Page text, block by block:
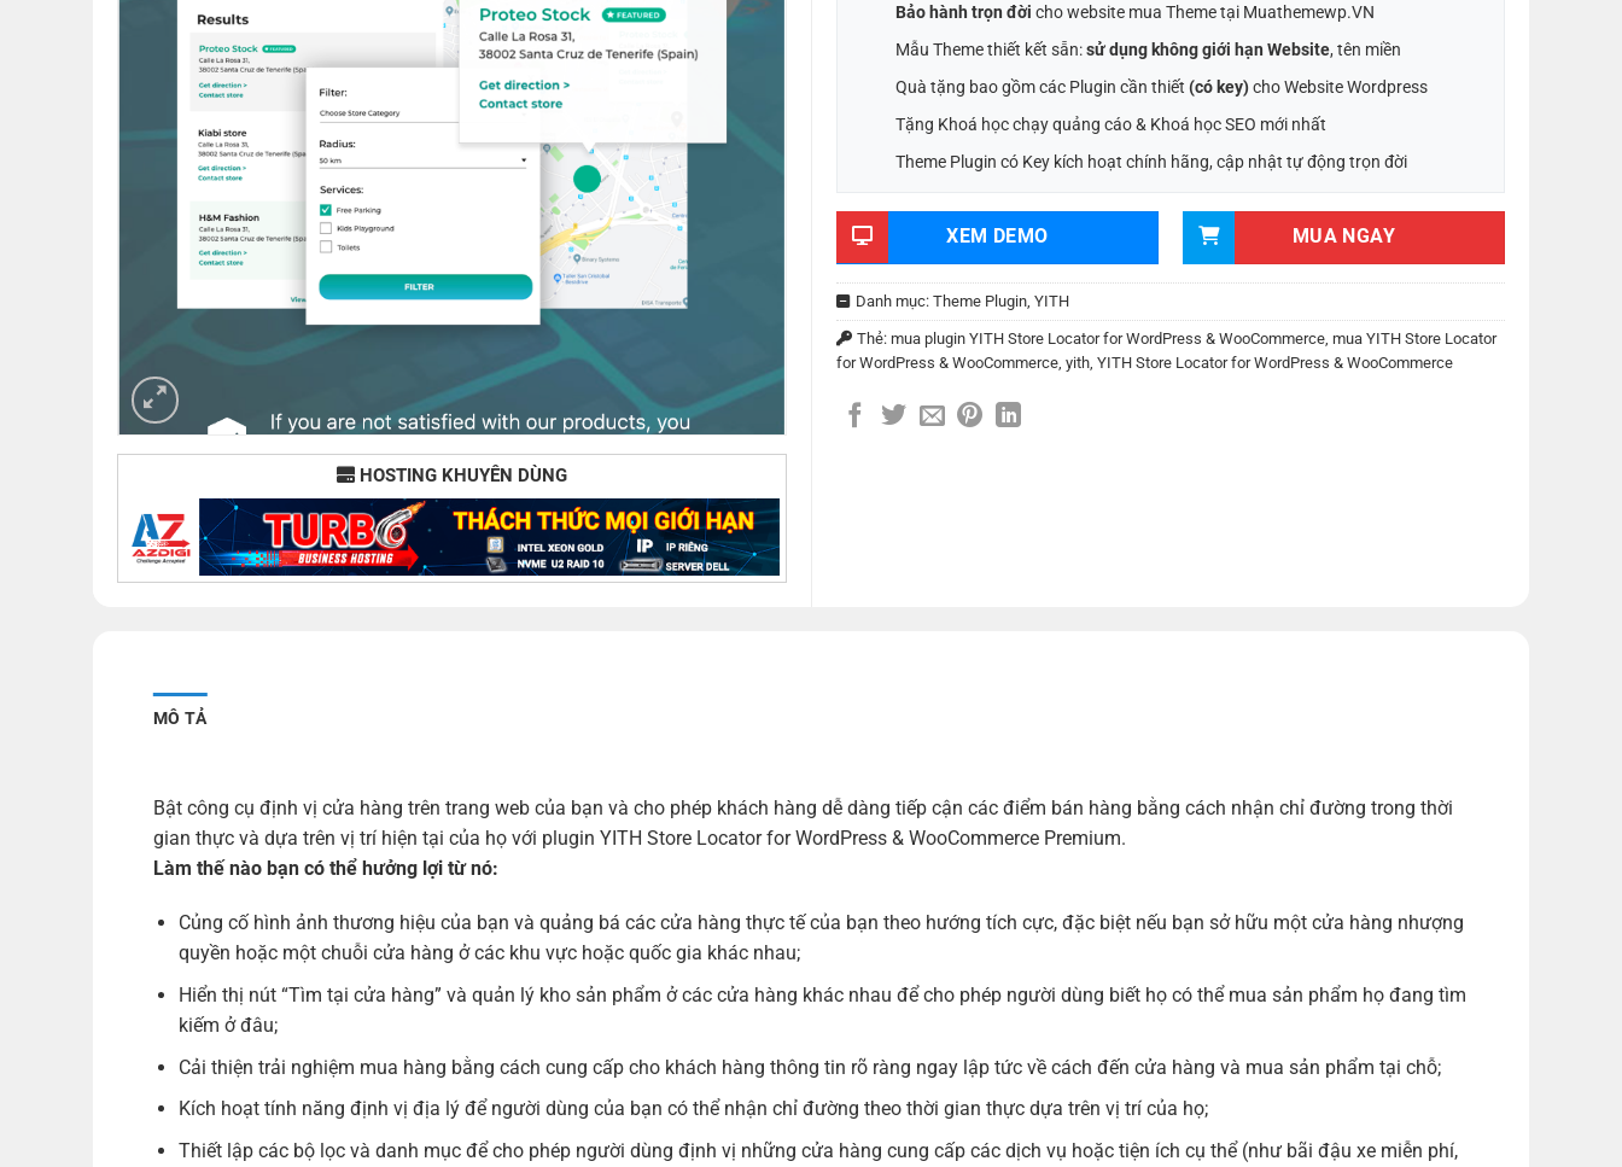
HOSTING KHUYÊN DÙNG
Bảo hành trọn đời cho website mua Theme tại Muathemewp.VN
Mẫu Theme thiết kết sẵn:sử dụng không giới hạn Website, tên miền
Quà tặng bao gồm các Plugin cần thiết (có key)cho Website Wordpress
Tặng Khoá học chạy quảng cáo & Khoá học SEO mới nhất
Theme Plugin có Key kích hoạt chính hãng, cập nhật tự động trọn đời
XEM DEMO MUA NGAY
Danh mục: Theme Plugin, YITH
Thẻ: mua plugin YITH Store Locator for WordPress & WooCommerce, mua YITH Store Locator
for WordPress & WooCommerce, yith, YITH Store Locator for WordPress & WooCommerce
MÔ TẢ
Bật công cụ định vị cửa hàng trên trang web của bạn và cho phép khách hàng dễ dàng tiếp cận các điểm bán hàng bằng cách nhận chỉ đường trong thời
gian thực và dựa trên vị trí hiện tại của họ với plugin YITH Store Locator for WordPress & WooCommerce Premium.
Làm thế nào bạn có thể hưởng lợi từ nó:
Củng cố hình ảnh thương hiệu của bạn và quảng bá các cửa hàng thực tế của bạn theo hướng tích cực, đặc biệt nếu bạn sở hữu một cửa hàng nhượng
quyền hoặc một chuỗi cửa hàng ở các khu vực hoặc quốc gia khác nhau;
Hiển thị nút “Tìm tại cửa hàng” và quản lý kho sản phẩm ở các cửa hàng khác nhau để cho phép người dùng biết họ có thể mua sản phẩm họ đang tìm
kiếm ở đâu;
Cải thiện trải nghiệm mua hàng bằng cách cung cấp cho khách hàng thông tin rõ ràng ngay lập tức về cách đến cửa hàng và mua sản phẩm tại chỗ;
Kích hoạt tính năng định vị địa lý để người dùng của bạn có thể nhận chỉ đường theo thời gian thực dựa trên vị trí của họ;
Thiết lập các bộ lọc và danh mục để cho phép người dùng định vị những cửa hàng cung cấp các dịch vụ hoặc tiện ích cụ thể (như bãi đậu xe miễn phí,